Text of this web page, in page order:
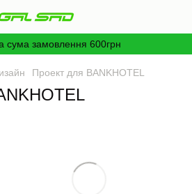
сума замовлення 600грн
Проект для BANKHOTEL